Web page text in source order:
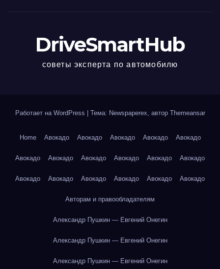
DriveSmartHub
советы эксперта по автомобилю
Работает на WordPress | Тема: Newspaperex, автор Themeansar
Home Авокадо Авокадо Авокадо Авокадо Авокадо
Авокадо Авокадо Авокадо Авокадо Авокадо Авокадо
Авокадо Авокадо Авокадо Авокадо Авокадо Авокадо
Авторам и правообладателям
Александр Пушкин — Евгений Онегин
Александр Пушкин — Евгений Онегин
Александр Пушкин — Евгений Онегин